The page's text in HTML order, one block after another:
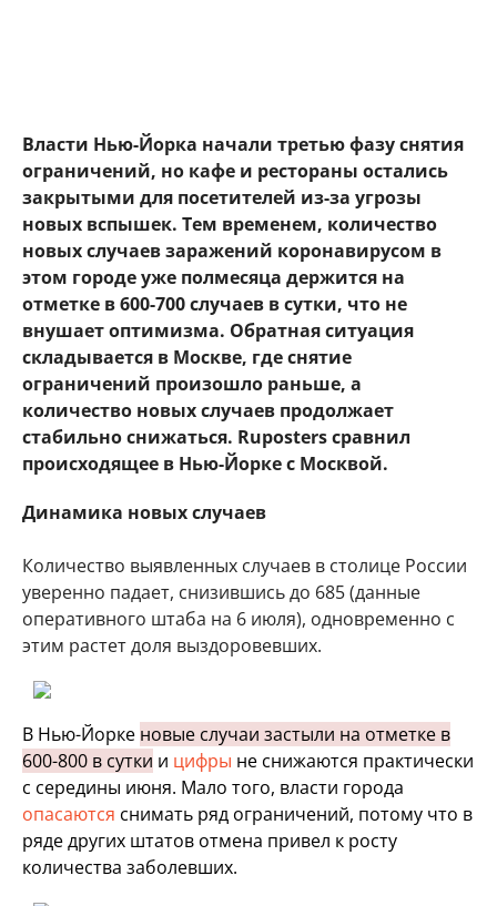
Власти Нью-Йорка начали третью фазу снятия
ограничений, но кафе и рестораны остались
закрытыми для посетителей из-за угрозы
новых вспышек. Тем временем, количество
новых случаев заражений коронавирусом в
этом городе уже полмесяца держится на
отметке в 600-700 случаев в сутки, что не
внушает оптимизма. Обратная ситуация
складывается в Москве, где снятие
ограничений произошло раньше, а
количество новых случаев продолжает
стабильно снижаться. Ruposters сравнил
происходящее в Нью-Йорке с Москвой.
Динамика новых случаев
Количество выявленных случаев в столице России
уверенно падает, снизившись до 685 (данные
оперативного штаба на 6 июля), одновременно с
этим растет доля выздоровевших.
В Нью-Йорке новые случаи застыли на отметке в
600-800 в сутки и цифры не снижаются практически
с середины июня. Мало того, власти города
опасаются снимать ряд ограничений, потому что в
ряде других штатов отмена привел к росту
количества заболевших.